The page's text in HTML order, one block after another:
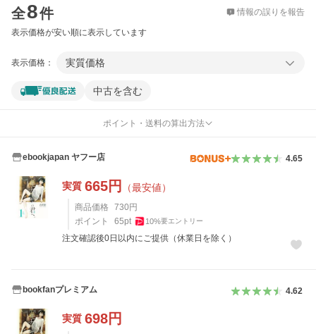
全8件 情報の誤りを報告
表示価格が安い順に表示しています
表示価格： 実質価格
中古を含む
ポイント・送料の算出方法
ebookjapan ヤフー店 4.65
実質 665円 （最安値）
商品価格 730 円
ポイント
65pt 10%要エントリー
注文確認後0日以内にご提供（休業日を除く）
bookfanプレミアム 4.62
実質 698円